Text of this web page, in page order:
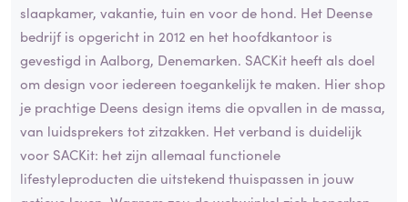
slaapkamer, vakantie, tuin en voor de hond. Het Deense
bedrijf is opgericht in 2012 en het hoofdkantoor is
gevestigd in Aalborg, Denemarken. SACKit heeft als doel
om design voor iedereen toegankelijk te maken. Hier shop
je prachtige Deens design items die opvallen in de massa,
van luidsprekers tot zitzakken. Het verband is duidelijk
voor SACKit: het zijn allemaal functionele
lifestyleproducten die uitstekend thuispassen in jouw